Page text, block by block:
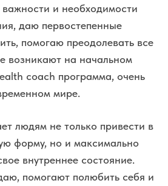
и необходимости
даю первостепенные
помогаю преодолевать все
возникают на начальном
coach программа, очень
мире.
людям не только привести в
форму, но и максимально
внутреннее состояние.
помогают полюбить себя и